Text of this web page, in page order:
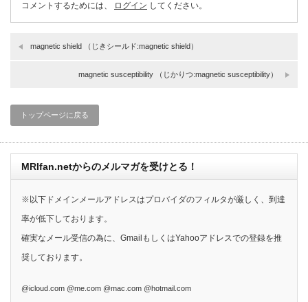
コメントするためには、 ログイン してください。
magnetic shield （じきシールド:magnetic shield）
magnetic susceptibility （じかりつ:magnetic susceptibility）
トップページに戻る
MRIfan.netからのメルマガを受けとる！
※以下ドメインメールアドレスはプロバイダのフィルタが厳しく、到達
率が低下しております。
確実なメール受信の為に、GmailもしくはYahooアドレスでの登録を推
奨しております。
@icloud.com @me.com @mac.com @hotmail.com